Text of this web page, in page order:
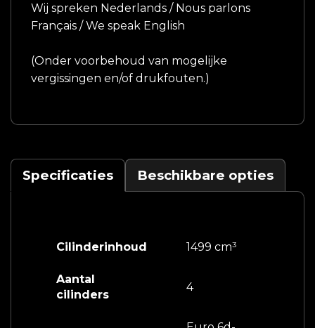
Wij spreken Nederlands / Nous parlons
Français / We speak English
(Onder voorbehoud van mogelijke
vergissingen en/of drukfouten.)
Specificaties Beschikbare opties
Cilinderinhoud 1499 cm³
Aantal
cilinders
4